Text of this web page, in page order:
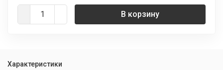
В корзину
Характеристики